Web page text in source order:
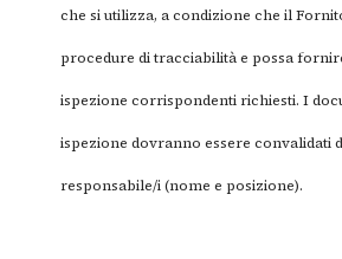
che si utilizza, a condizione che il
procedure di tracciabilità e possa
ispezione corrispondenti richiesti. I
ispezione dovranno essere convalidati
responsabile/i (nome e posizione).